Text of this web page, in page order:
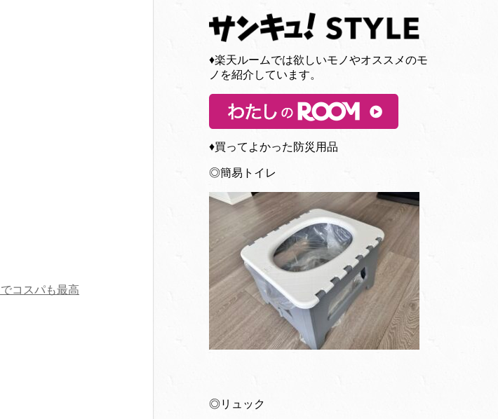
コスパも最高
♦︎楽天ルームでは欲しいモノやオススメのモ
ノを紹介しています。
♦︎買ってよかった防災用品
◎簡易トイレ
◎リュック